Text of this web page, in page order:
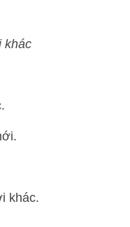
khác
khác.